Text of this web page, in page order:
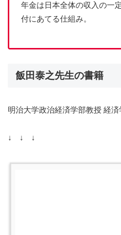
年金は日本全体の収入の一
付にあてる仕組み。
飯田泰之先生の書籍
明治大学政治経済学部教授 経
↓ ↓ ↓